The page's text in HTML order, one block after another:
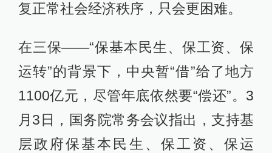
复正常社会经济秩序，只会更困难。
在三保——“保基本民生、保工资、保
运转”的背景下，中央暂“借”给了地方
1100亿元，尽管年底依然要“偿还”。3
月3日，国务院常务会议指出，支持基
层政府保基本民生、保工资、保运